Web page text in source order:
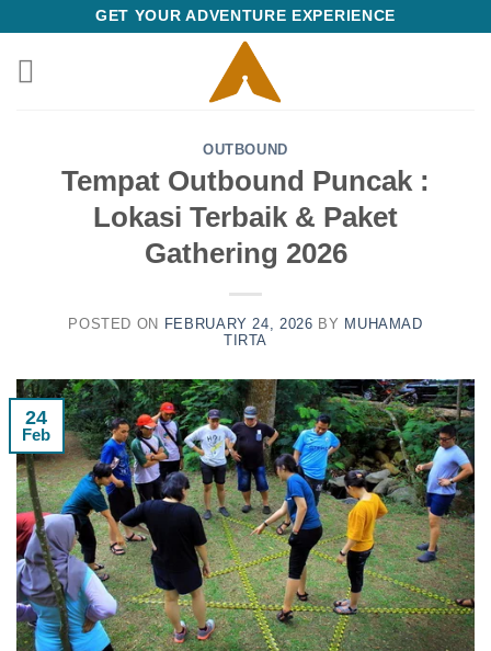
content
GET YOUR ADVENTURE EXPERIENCE
OUTBOUND
Tempat Outbound Puncak :
Lokasi Terbaik & Paket
Gathering 2026
POSTED ON FEBRUARY 24, 2026 BY MUHAMAD
TIRTA
24
Feb